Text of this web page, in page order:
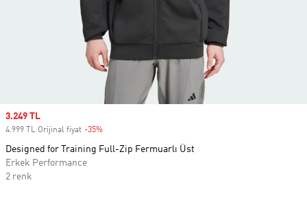
Sale price
3.249 TL
4.999 TL Orijinal fiyat -35%
Designed for Training Full-Zip Fermuarlı Üst
Erkek Performance
2 renk